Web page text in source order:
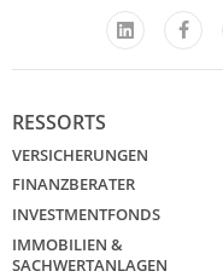
LinkedIn
RESSORTS
VERSICHERUNGEN
FINANZBERATER
INVESTMENTFONDS
IMMOBILIEN &
SACHWERTANLAGEN